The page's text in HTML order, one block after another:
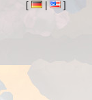
[ | ]